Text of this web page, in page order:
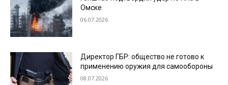
Омске
06.07.2026
Директор ГБР: общество не готово к
применению оружия для самообороны
08.07.2026